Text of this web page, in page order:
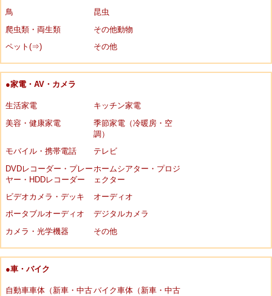
鳥
昆虫
爬虫類・両生類
その他動物
ペット(⇒)
その他
●家電・AV・カメラ
生活家電
キッチン家電
美容・健康家電
季節家電（冷暖房・空
調）
モバイル・携帯電話
テレビ
DVDレコーダー・プレー
ヤー・HDDレコーダー
ホームシアター・プロジ
ェクター
ビデオカメラ・デッキ
オーディオ
ポータブルオーディオ
デジタルカメラ
カメラ・光学機器
その他
●車・バイク
自動車車体（新車・中古バイク車体（新車・中古